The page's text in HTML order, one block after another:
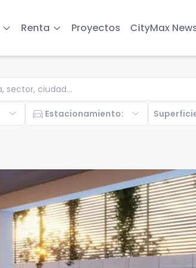
Renta Proyectos CityMax
expand_more directions_car Estacionamiento: expand_more